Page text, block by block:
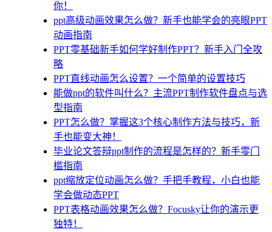
你！
ppt高级动画效果怎么做？新手也能学会的亮眼PPT
动画指南
PPT零基础新手如何学好制作PPT？新手入门全攻
略
PPT直线动画怎么设置？一个简单的设置技巧
能做ppt的软件叫什么？主流PPT制作软件盘点与选
型指南
PPT怎么做？掌握这3个核心制作方法与技巧，新
手也能变大神！
毕业论文答辩ppt制作的流程是怎样的？新手零门
槛指南
ppt缩放定位动画怎么做？手把手教程，小白也能
学会做动态PPT
PPT表格动画效果怎么做？Focusky让你的演示更
独特！